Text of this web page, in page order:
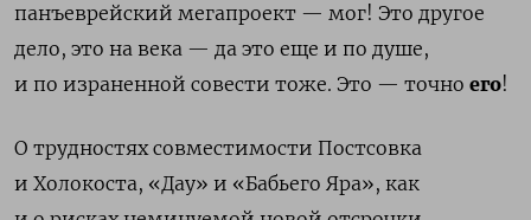
панъеврейский мегапроект — мог! Это другое
дело, это на века — да это еще и по душе,
и по израненной совести тоже. Это — точно его!
О трудностях совместимости Постсовка
и Холокоста, «Дау» и «Бабьего Яра», как